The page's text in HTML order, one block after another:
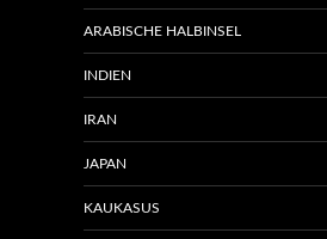
ARABISCHE HALBINSEL
INDIEN
IRAN
JAPAN
KAUKASUS